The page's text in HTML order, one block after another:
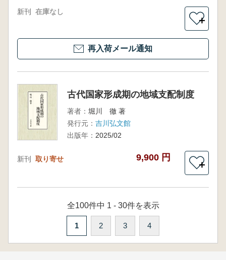
新刊 在庫なし
＋
再入荷メール通知
古代国家形成期の地域支配制度
著者： 堀川 徹 著
発行元： 吉川弘文館
出版年： 2025/02
新刊 取り寄せ 9,900 円
＋
全100件中 1 - 30件を表示
1 2 3 4